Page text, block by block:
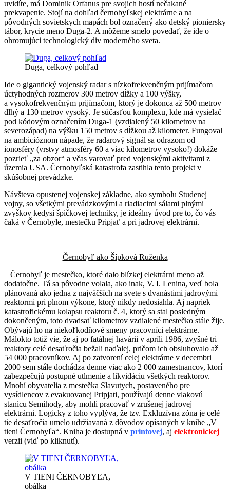
uvidíte, má Dominik Orfanus pre svojich hostí nečakané
prekvapenie. Stojí na dohľad černobyľskej elektrárne a na
pôvodných sovietskych mapách bol označený ako detský pioniersky
tábor, krycie meno Duga-2. A môžeme smelo povedať, že ide o
ohromujúci technologický div moderného sveta.
Duga, celkový pohľad
Ide o gigantický vojenský radar s nízkofrekvenčným prijímačom
úctyhodných rozmerov 300 metrov dĺžky a 100 výšky,
a vysokofrekvenčným prijímačom, ktorý je dokonca až 500 metrov
dlhý a 130 metrov vysoký. Je súčasťou komplexu, kde má vysielač
pod kódovým označením Duga-1 (vzdialený 50 kilometrov na
severozápad) na výšku 150 metrov s dĺžkou až kilometer. Fungoval
na ambicióznom nápade, že radarový signál sa odrazom od
ionosféry (vrstvy atmosféry 60 a viac kilometrov vysoko!) dokáže
pozrieť „za obzor“ a včas varovať pred vojenskými aktivitami z
územia USA. Černobyľská katastrofa zastihla tento projekt v
skúšobnej prevádzke.
Návšteva opustenej vojenskej základne, ako symbolu Studenej
vojny, so všetkými prevádzkovými a riadiacimi sálami plnými
zvyškov kedysi špičkovej techniky, je ideálny úvod pre to, čo vás
čaká v Černobyle, mestečku Pripjať a pri jadrovej elektrárni.
Černobyľ ako Šípková Ruženka
Černobyľ je mestečko, ktoré dalo blízkej elektrárni meno až
dodatočne. Tá sa pôvodne volala, ako inak, V. I. Lenina, veď bola
plánovaná ako jedna z najväčších na svete s dvanástimi jadrovými
reaktormi pri plnom výkone, ktorý nikdy nedosiahla. Aj napriek
katastrofickému kolapsu reaktoru č. 4, ktorý sa stal posledným
dokončeným, toto dvadsať kilometrov vzdialené mestečko stále žije.
Obývajú ho na niekoľkodňové smeny pracovníci elektrárne.
Málokto totiž vie, že aj po fatálnej havárii v apríli 1986, zvyšné tri
reaktory celé desaťročia bežali naďalej, pričom ich obsluhovalo až
54 000 pracovníkov. Aj po zatvorení celej elektrárne v decembri
2000 sem stále dochádza denne viac ako 2 000 zamestnancov, ktorí
zabezpečujú postupné utlmenie a likvidáciu všetkých reaktorov.
Mnohí obyvatelia z mestečka Slavutych, postaveného pre
vysídlencov z evakuovanej Pripjati, používajú denne vlakovú
stanicu Semihody, aby mohli pracovať v zrušenej jadrovej
elektrárni. Logicky z toho vyplýva, že tzv. Exkluzívna zóna je celé
tie desaťročia umelo udržiavaná z dôvodov opísaných v knihe „V
tieni Černobyľa“. Kniha je dostupná v printovej, aj elektronickej
verzii (viď po kliknutí).
V TIENI ČERNOBYĽA,
obálka